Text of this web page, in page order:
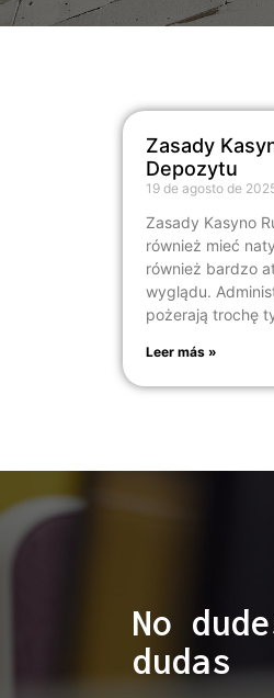
Zasady
Depozytu
19 de agosto de
Zasady Kasyno
również mieć
również bardzo
wyglądu.
pożerają trochę
Leer más »
No
dudas